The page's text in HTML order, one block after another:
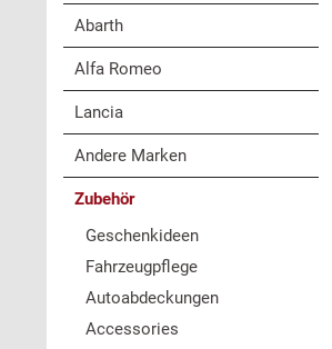
Abarth
Alfa Romeo
Lancia
Andere Marken
Zubehör
Geschenkideen
Fahrzeugpflege
Autoabdeckungen
Accessories